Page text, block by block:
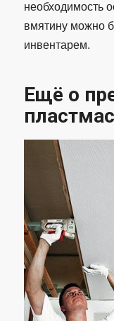
необходимость
вмятину можно
инвентарем.
Ещё о